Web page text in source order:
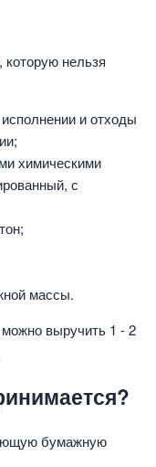
которую нельзя
и отходы
химическими
с
массы.
выручить 1 - 2
бумажную